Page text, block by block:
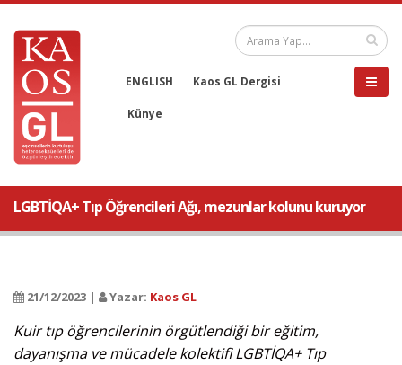
ENGLISH Kaos GL Dergisi
Künye
LGBTİQA+ Tıp Öğrencileri Ağı, mezunlar kolunu kuruyor
21/12/2023 | Yazar: Kaos GL
Kuir tıp öğrencilerinin örgütlendiği bir eğitim,
dayanışma ve mücadele kolektifi LGBTİQA+ Tıp